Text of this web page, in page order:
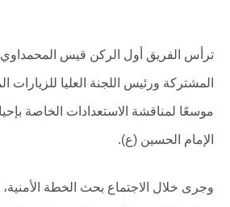
ترأس الفريق أول الركن قيس المحمداوي،
المشتركة ورئيس اللجنة العليا للزيارات
موسعًا لمناقشة الاستعدادات الخاصة
الإمام الحسين (ع).
وجرى خلال الاجتماع بحث الخطة الأمنية،